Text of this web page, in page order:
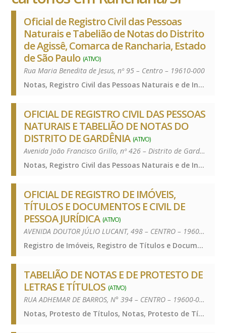
Oficial de Registro Civil das Pessoas
Naturais e Tabelião de Notas do Distrito
de Agissê, Comarca de Rancharia, Estado
de São Paulo (ATIVO)
Rua Maria Benedita de Jesus, nº 95 – Centro – 19610-000
Notas, Registro Civil das Pessoas Naturais e de Interdições e Tutelas, Notas, Registro Civil das Pessoas Naturais e de Interdições e Tutelas, Notas, Registro Civil das Pessoas Naturais e de Interdições e Tutelas
OFICIAL DE REGISTRO CIVIL DAS PESSOAS
NATURAIS E TABELIÃO DE NOTAS DO
DISTRITO DE GARDÊNIA (ATIVO)
Avenida João Francisco Grillo, nº 426 – Distrito de Gardênia – 19618-006
Notas, Registro Civil das Pessoas Naturais e de Interdições e Tutelas, Notas, Registro Civil das Pessoas Naturais e de Interdições e Tutelas, Notas, Registro Civil das Pessoas Naturais e de Interdições e Tutelas
OFICIAL DE REGISTRO DE IMÓVEIS,
TÍTULOS E DOCUMENTOS E CIVIL DE
PESSOA JURÍDICA (ATIVO)
AVENIDA DOUTOR JÚLIO LUCANT, 498 – CENTRO – 19600-000
Registro de Imóveis, Registro de Títulos e Documentos e Civis das Pessoas Jurídicas, Registro de Imóveis, Registro de Títulos e Documentos e Civis das Pessoas Jurídicas, Registro de Imóveis, Registro de Títulos e Documentos e Civis das Pessoas Jurídicas
TABELIÃO DE NOTAS E DE PROTESTO DE
LETRAS E TÍTULOS (ATIVO)
RUA ADHEMAR DE BARROS, N° 394 – CENTRO – 19600-000
Notas, Protesto de Títulos, Notas, Protesto de Títulos, Notas, Protesto de Títulos